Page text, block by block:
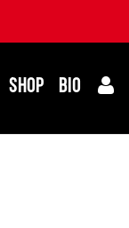
SHOP BIO